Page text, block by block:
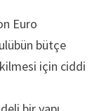
Euro
bütçe
için ciddi